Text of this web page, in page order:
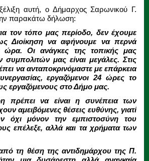
αυτή, ο Δήμαρχος Σαρωνικού Γ.
παρακάτω δήλωση:
τον τόπο μας περίοδο, δεν έχουμε
Διοίκηση να αφήνουμε να περνά
ώρα. Οι ανάγκες της τοπικής μας
συμπολιτών μας είναι μεγάλες. Στις
να ανταποκρινόμαστε με επάρκεια
εργαζόμενοι 24 ώρες το
εργαζόμενους στο Δήμο μας.
πρέπει να είναι η συνέπεια των
αμειβόμενες θέσεις ευθύνης, γιατί
όχι μόνον την εμπιστοσύνη του
επέλεξε, αλλά και τα χρήματα των
τη θέση της αντιδημάρχου της Π.